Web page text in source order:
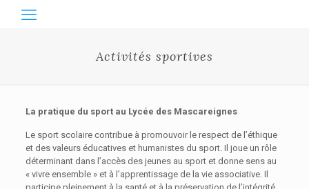
Activités sportives
La pratique du sport au Lycée des Mascareignes
Le sport scolaire contribue à promouvoir le respect de l’éthique
et des valeurs éducatives et humanistes du sport. Il joue un rôle
déterminant dans l’accès des jeunes au sport et donne sens au
« vivre ensemble » et à l’apprentissage de la vie associative. Il